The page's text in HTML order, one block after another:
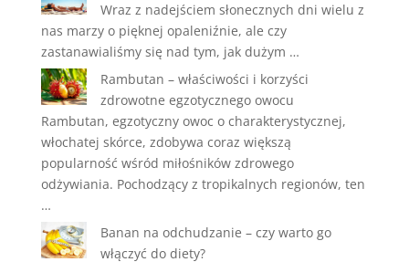
Wraz z nadejściem słonecznych dni wielu z
nas marzy o pięknej opaleniźnie, ale czy
zastanawialiśmy się nad tym, jak dużym …
Rambutan – właściwości i korzyści
zdrowotne egzotycznego owocu
Rambutan, egzotyczny owoc o charakterystycznej,
włochatej skórce, zdobywa coraz większą
popularność wśród miłośników zdrowego
odżywiania. Pochodzący z tropikalnych regionów, ten
…
Banan na odchudzanie – czy warto go
włączyć do diety?